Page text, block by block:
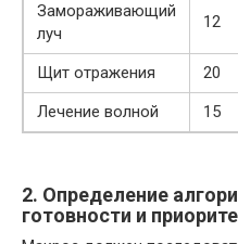
Замораживающий
луч
12
Щит отражения 20
Лечение волной
15
2. Определение
готовности и